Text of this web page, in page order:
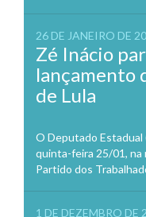
26 DE JANEIRO DE
Zé Inácio
lançamento
de Lula
O Deputado
quinta-feira 25/01, na
Partido dos
1 DE DEZEMBRO DE